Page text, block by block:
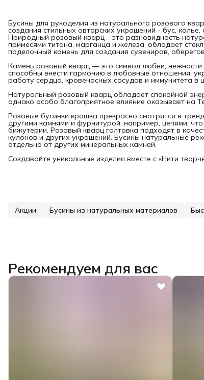
Бусины для рукоделия из натурального розового
создания стильных авторских украшений - бус,
Природный розовый кварц - это разновидность
примесями титана, марганца и железа, обладает
поделочный камень для создания сувениров,
Камень розовый кварц — это символ любви,
способны внести гармонию в любовные отношения,
работу сердца, кровеносных сосудов и иммунитета в
Натуральный розовый кварц обладает спокойной
однако особо благоприятное влияние оказывает на
Розовые бусинки крошка прекрасно смотрятся в
другими камнями и фурнитурой, например, цепями,
бижутерии. Розовый кварц галтовка подходят в
кулонов и других украшений. Бусины натуральные
отдельно от других минеральных камней.
Создавайте уникальные изделия вместе с «Нити
Акции Бусины из натуральных материалов
Рекомендуем для вас